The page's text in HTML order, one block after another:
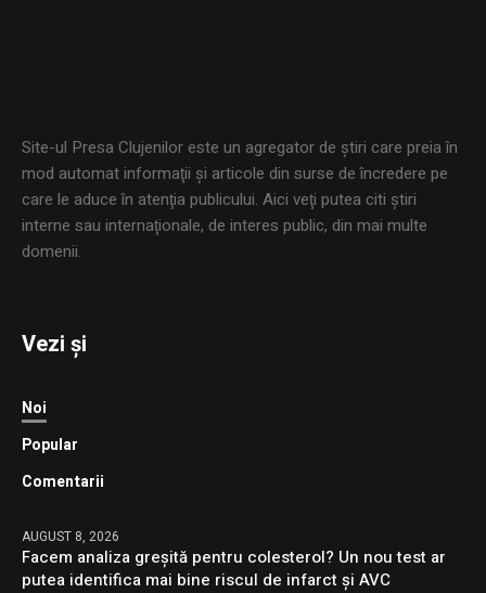
Site-ul Presa Clujenilor este un agregator de ştiri care preia în
mod automat informaţii şi articole din surse de încredere pe
care le aduce în atenţia publicului. Aici veţi putea citi ştiri
interne sau internaţionale, de interes public, din mai multe
domenii.
Vezi și
Noi
Popular
Comentarii
AUGUST 8, 2026
Facem analiza greșită pentru colesterol? Un nou test ar
putea identifica mai bine riscul de infarct și AVC